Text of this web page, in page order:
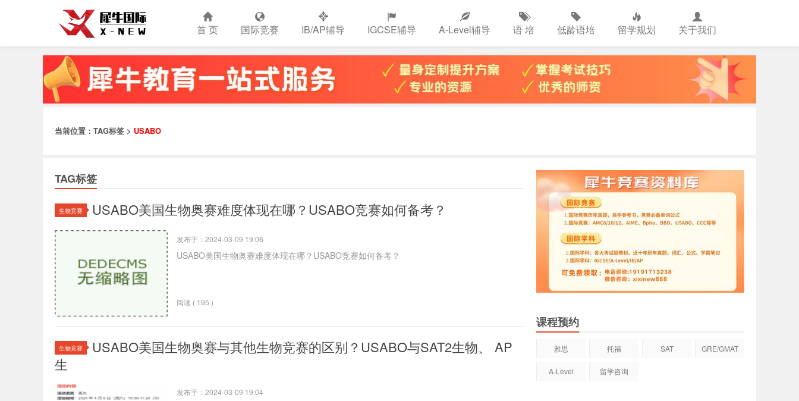
首 页 国际竞赛 IB/AP辅导 IGCSE辅导 A-Level辅导 语 培 低龄语培 留学规划 关于我们
当前位置：TAG标签 > USABO
TAG标签
生物竞赛 USABO美国生物奥赛难度体现在哪？USABO竞赛如何备考？
发布于：2024-03-09 19:06
USABO美国生物奥赛难度体现在哪？USABO竞赛如何备考？
阅读 ( 195 )
生物竞赛
USABO美国生物奥赛与其他生物竞赛的区别？USABO与SAT2生物、 AP
生
发布于：2024-03-09 19:04
课程预约
雅思 托福 SAT GRE/GMAT
A-Level 留学咨询